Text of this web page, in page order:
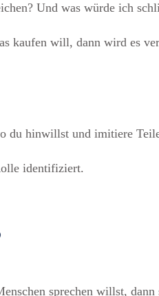
Und was würde ich
kaufen will, dann wird es
hinwillst und imitiere
identifiziert.
sprechen willst, dann